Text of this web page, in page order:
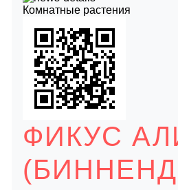
Комнатные растения
ФИКУС